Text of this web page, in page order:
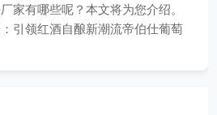
家有哪些呢？本文将为您介绍。
引领红酒自酿新潮流帝伯仕葡萄